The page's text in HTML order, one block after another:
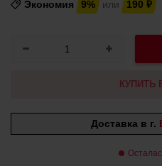
Экономия 9% или 190 ₽
КУПИТЬ
Доставка в г.